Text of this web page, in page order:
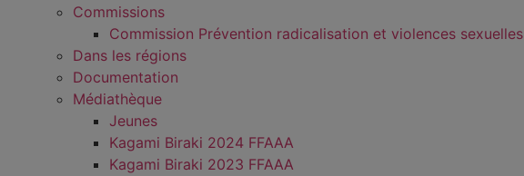
Commissions
Commission Prévention radicalisation et violences sexuelles
Dans les régions
Documentation
Médiathèque
Jeunes
Kagami Biraki 2024 FFAAA
Kagami Biraki 2023 FFAAA